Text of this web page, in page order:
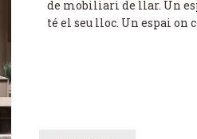
de mobiliari de llar. Un
té el seu lloc. Un espai on